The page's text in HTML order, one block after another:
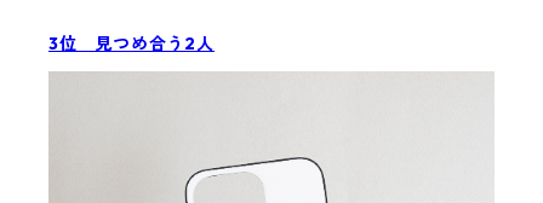
3位 見つめ合う2人